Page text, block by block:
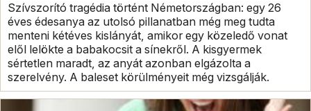
Szívszorító tragédia történt Németországban: egy 26
éves édesanya az utolsó pillanatban még meg tudta
menteni kétéves kislányát, amikor egy közeledő vonat
elől lelökte a babakocsit a sínekről. A kisgyermek
sértetlen maradt, az anyát azonban elgázolta a
szerelvény. A baleset körülményeit még vizsgálják.